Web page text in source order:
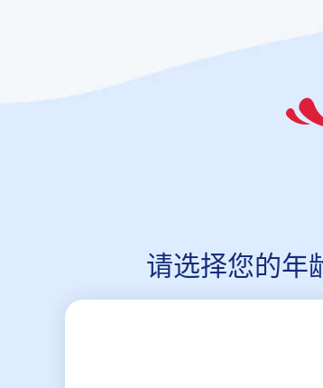
请选择您的年